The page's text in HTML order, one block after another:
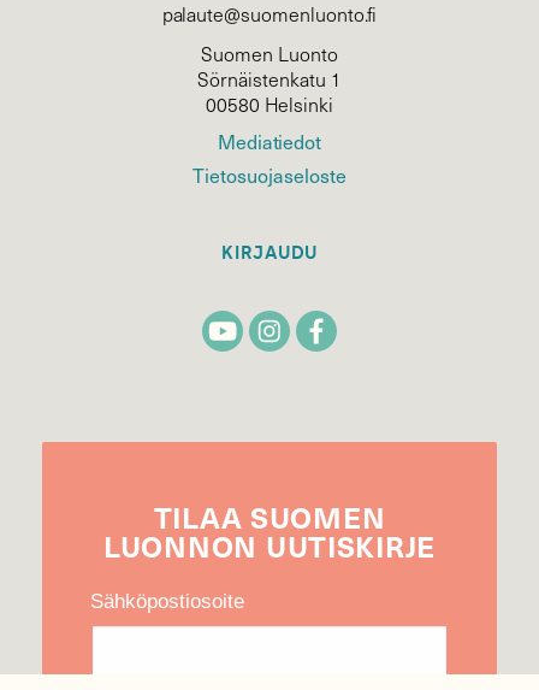
palaute@suomenluonto.fi
Suomen Luonto
Sörnäistenkatu 1
00580 Helsinki
Mediatiedot
Tietosuojaseloste
KIRJAUDU
TILAA SUOMEN
LUONNON UUTIS­KIRJE
Sähköpostiosoite